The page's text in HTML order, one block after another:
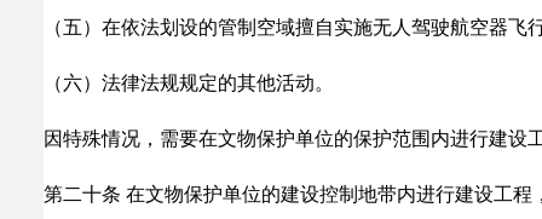
（五）在依法划设的管制空域擅自实施无人驾驶航空器飞
（六）法律法规规定的其他活动。
因特殊情况，需要在文物保护单位的保护范围内进行建
第二十条 在文物保护单位的建设控制地带内进行建设工